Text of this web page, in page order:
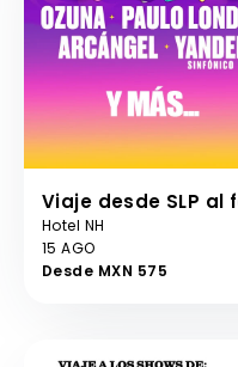
Viaje desde SLP al
Hotel NH
15 AGO
Desde MXN 575